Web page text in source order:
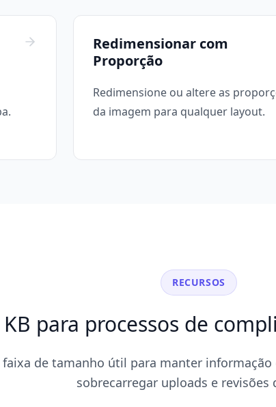
Redimensionar com
Proporção
Redimensione ou altere as
da imagem para qualquer layout.
RECURSOS
KB para processos de
faixa de tamanho útil para manter informação
sobrecarregar uploads e revisões